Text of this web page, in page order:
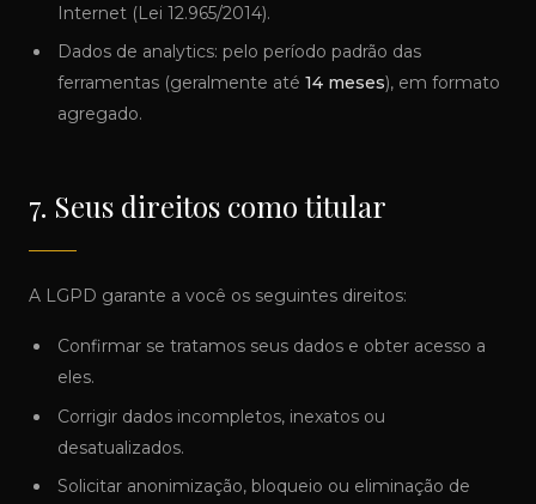
Internet (Lei 12.965/2014).
Dados de analytics: pelo período padrão das
ferramentas (geralmente até 14 meses), em formato
agregado.
7. Seus direitos como titular
A LGPD garante a você os seguintes direitos:
Confirmar se tratamos seus dados e obter acesso a
eles.
Corrigir dados incompletos, inexatos ou
desatualizados.
Solicitar anonimização, bloqueio ou eliminação de